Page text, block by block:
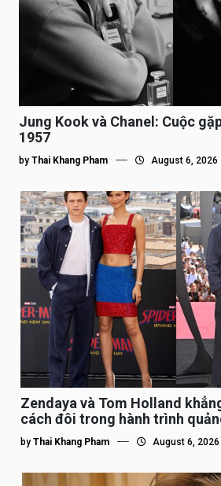
Jung Kook và Chanel: Cuộc
1957
by Thai Khang Pham August 6, 2026
Zendaya và Tom Holland
cách đôi trong hành trình
by Thai Khang Pham August 6, 2026